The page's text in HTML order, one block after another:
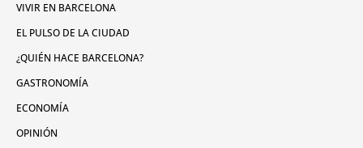
VIVIR EN BARCELONA
EL PULSO DE LA CIUDAD
¿QUIÉN HACE BARCELONA?
GASTRONOMÍA
ECONOMÍA
OPINIÓN